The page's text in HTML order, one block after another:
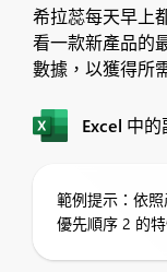
希拉蕊每天早上
看一款新產品的
數據，以獲得所
Excel 中
範例提示：依
優先順序 2 的特